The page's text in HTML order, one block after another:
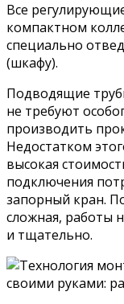
Все
компактном
специально
(шкафу).
Подводящие
не требуют
производить
Недостатком
высокая
подключения
запорный кран.
сложная, работы
и тщательно.